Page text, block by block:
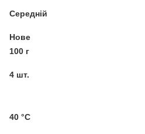
Середній
Нове
100 г
4 шт.
40 °С